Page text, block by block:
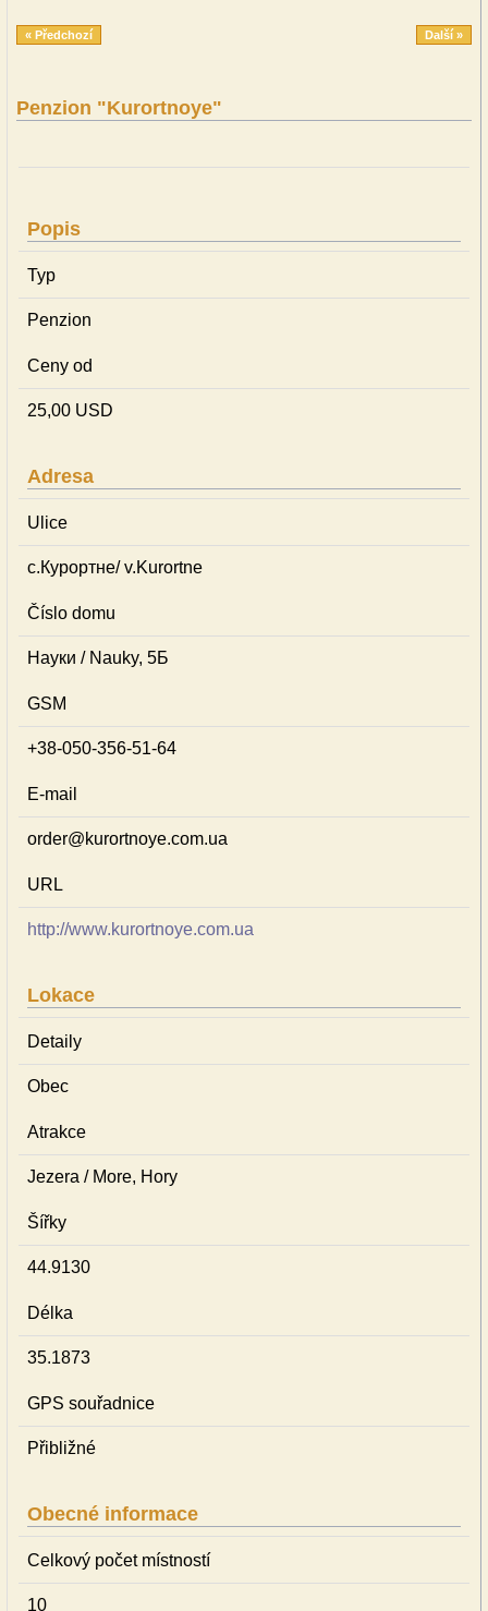
« Předchozí Další »
Penzion "Kurortnoye"
Popis
Typ
Penzion
Ceny od
25,00 USD
Adresa
Ulice
с.Курортне/ v.Kurortne
Číslo domu
Науки / Nauky, 5Б
GSM
+38-050-356-51-64
E-mail
order@kurortnoye.com.ua
URL
http://www.kurortnoye.com.ua
Lokace
Detaily
Obec
Atrakce
Jezera / More, Hory
Šířky
44.9130
Délka
35.1873
GPS souřadnice
Přibližné
Obecné informace
Celkový počet místností
10